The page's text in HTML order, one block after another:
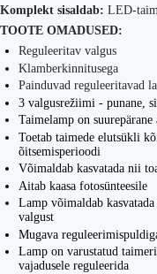
Komplekt sisaldab: LED-
TOOTE OMADUSED:
Reguleeritav valgus
Klamberkinnitusega
Painduvad reguleeritavad
3 valgusrežiimi - punane,
Taimelamp on
Toetab taimede elutsükli
õitsemisperioodi
Võimaldab kasvatada nii
Aitab kaasa fotosünteesile
Lamp võimaldab
valgust
Mugava
Lamp on varustatud
vajadusele reguleerida